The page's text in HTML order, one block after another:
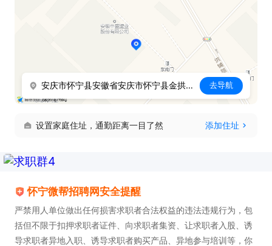
安庆市怀宁县安徽省安庆市怀宁县金拱镇雄山路东16号 去导航
设置家庭住址，通勤距离一目了然 添加住址
怀宁微帮招聘网安全提醒
严禁用人单位做出任何损害求职者合法权益的违法违规行为，包
括但不限于扣押求职者证件、向求职者集资、让求职者入股、诱
导求职者异地入职、诱导求职者购买产品、异地参与培训等，你